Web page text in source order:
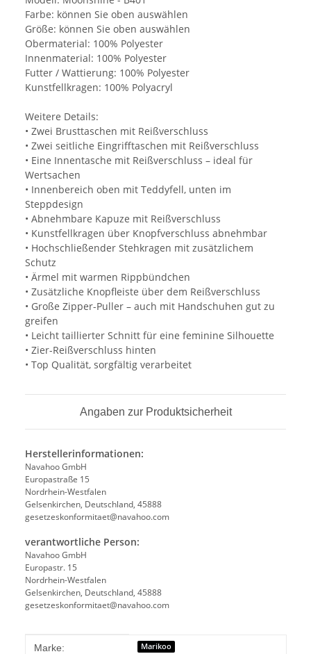
Farbe: können Sie oben auswählen
Größe: können Sie oben auswählen
Obermaterial: 100% Polyester
Innenmaterial: 100% Polyester
Futter / Wattierung: 100% Polyester
Kunstfellkragen: 100% Polyacryl
Weitere Details:
• Zwei Brusttaschen mit Reißverschluss
• Zwei seitliche Eingrifftaschen mit Reißverschluss
• Eine Innentasche mit Reißverschluss – ideal für
Wertsachen
• Innenbereich oben mit Teddyfell, unten im
Steppdesign
• Abnehmbare Kapuze mit Reißverschluss
• Kunstfellkragen über Knopfverschluss abnehmbar
• Hochschließender Stehkragen mit zusätzlichem
Schutz
• Ärmel mit warmen Rippbündchen
• Zusätzliche Knopfleiste über dem Reißverschluss
• Große Zipper-Puller – auch mit Handschuhen gut zu
greifen
• Leicht taillierter Schnitt für eine feminine Silhouette
• Zier-Reißverschluss hinten
• Top Qualität, sorgfältig verarbeitet
Angaben zur Produktsicherheit
Herstellerinformationen:
Navahoo GmbH
Europastraße 15
Nordrhein-Westfalen
Gelsenkirchen, Deutschland, 45888
gesetzeskonformitaet@navahoo.com
verantwortliche Person:
Navahoo GmbH
Europastr. 15
Nordrhein-Westfalen
Gelsenkirchen, Deutschland, 45888
gesetzeskonformitaet@navahoo.com
Produkteigenschaft
Wert
Marke: Marikoo